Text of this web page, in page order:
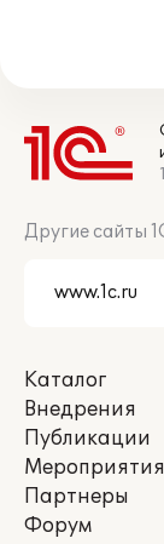
Другие сайты
Каталог
Внедрения
Публикации
Мероприятия
Партнеры
Форум